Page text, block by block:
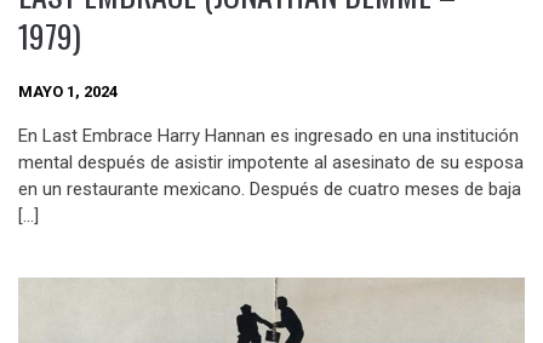
1979)
MAYO 1, 2024
En Last Embrace Harry Hannan es ingresado en una institución
mental después de asistir impotente al asesinato de su esposa
en un restaurante mexicano. Después de cuatro meses de baja
[…]